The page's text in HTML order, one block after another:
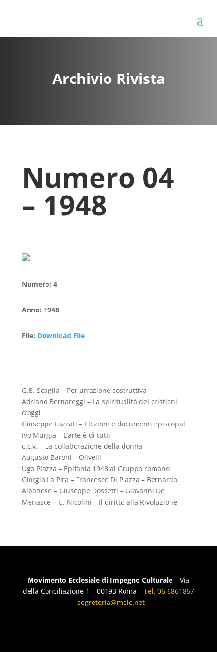
Archivio Rivista
Numero 04
– 1948
Numero: 4
Anno: 1948
File: Download File
G.B. Scaglia – Per un’azione costruttiva
Adriano Bernareggi – La spiritualità dei cristiani
d’oggi
Giuseppe Lazzati – Elezioni e documenti episcopali
Ivo Murgia – L’arte è di tutti
c.c.v. – La collaborazione della donna
Augusto Baroni – Olivelli
Ugo Piazza – Epifania 1948 al Gruppo romano
Giorgio La Pira – Francesco Di Piazza – Bernardo
Albanese – Giuseppe Dossetti – Giovanni De
Menasce – U. Nicolini – Il diritto alla Rivoluzione
Movimento Ecclesiale di Impegno Culturale– Via
della Conciliazione 1 – 00193 Roma – Tel. 06 6861867
– segreteria@meic.net